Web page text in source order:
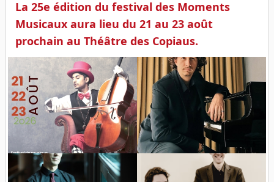
La 25e édition du festival des Moments
Musicaux aura lieu du 21 au 23 août
prochain au Théâtre des Copiaus.